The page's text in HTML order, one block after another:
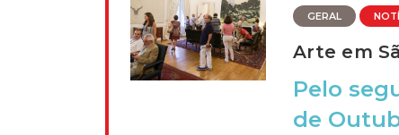
GERAL
Arte em
Pelo
de